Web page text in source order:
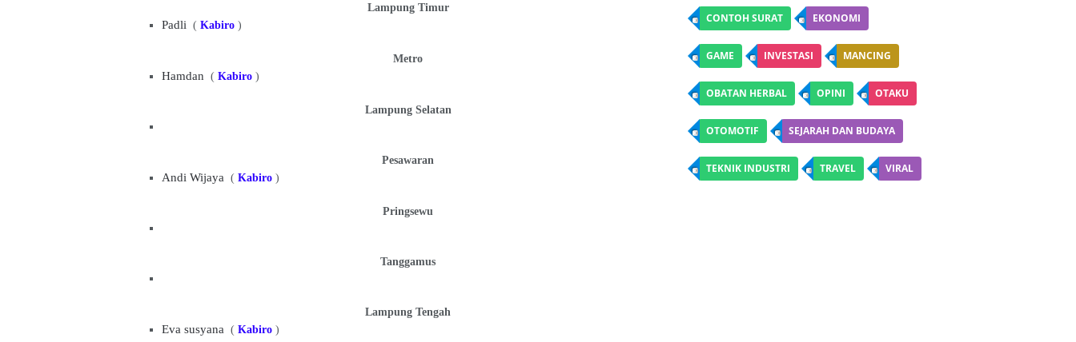
Lampung Timur
Padli ( Kabiro )
Metro
Hamdan ( Kabiro )
Lampung Selatan
Pesawaran
Andi Wijaya ( Kabiro )
Pringsewu
Tanggamus
Lampung Tengah
Eva susyana ( Kabiro )
CONTOH SURAT EKONOMI
GAME INVESTASI MANCING
OBATAN HERBAL OPINI OTAKU
OTOMOTIF SEJARAH DAN BUDAYA
TEKNIK INDUSTRI TRAVEL VIRAL